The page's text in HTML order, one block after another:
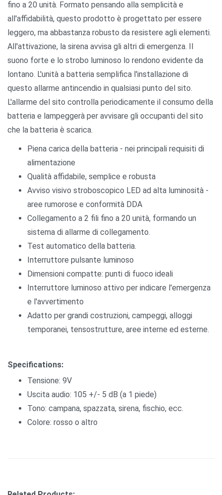
fino a 20 unità. Formato pensando alla semplicità e
all'affidabilità, questo prodotto è progettato per essere
leggero, ma abbastanza robusto da resistere agli elementi.
All'attivazione, la sirena avvisa gli altri di emergenza. Il
suono forte e lo strobo luminoso lo rendono evidente da
lontano. L'unità a batteria semplifica l'installazione di
questo allarme antincendio in qualsiasi punto del sito.
L'allarme del sito controlla periodicamente il consumo della
batteria e lampeggerà per avvisare gli occupanti del sito
che la batteria è scarica.
Piena carica della batteria - nei principali requisiti di
alimentazione
Qualità affidabile, semplice e robusta
Avviso visivo stroboscopico LED ad alta luminosità -
aree rumorose e conformità DDA
Collegamento a 2 fili fino a 20 unità, formando un
sistema di allarme di collegamento.
Test automatico della batteria.
Interruttore pulsante luminoso
Dimensioni compatte: punti di fuoco ideali
Interruttore luminoso attivo per indicare l'emergenza
e l'avvertimento
Adatto per grandi costruzioni, campeggi, alloggi
temporanei, tensostrutture, aree interne ed esterne.
Specifications:
Tensione: 9V
Uscita audio: 105 +/- 5 dB (a 1 piede)
Tono: campana, spazzata, sirena, fischio, ecc.
Colore: rosso o altro